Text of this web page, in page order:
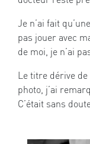
Je n’ai fait
pas jouer avec
de moi, je n’ai
Le titre dérive
photo, j’ai
C’était sans